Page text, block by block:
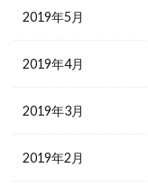
2019年5月
2019年4月
2019年3月
2019年2月